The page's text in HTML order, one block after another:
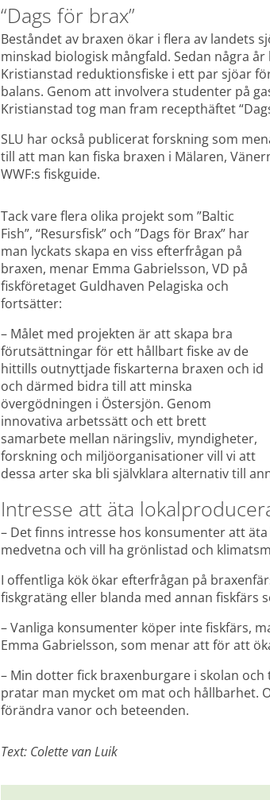
“Dags för brax”
Beståndet av braxen ökar i flera av landets
minskad biologisk mångfald. Sedan några
Kristianstad reduktionsfiske i ett par sjöar
balans. Genom att involvera studenter på
Kristianstad tog man fram recepthäftet
SLU har också publicerat forskning som
till att man kan fiska braxen i Mälaren,
WWF:s fiskguide.
Tack vare flera olika projekt som ”Baltic
Fish”, “Resursfisk” och ”Dags för Brax” har
man lyckats skapa en viss efterfrågan på
braxen, menar Emma Gabrielsson, VD på
fiskföretaget Guldhaven Pelagiska och
fortsätter:
– Målet med projekten är att skapa bra
förutsättningar för ett hållbart fiske av de
hittills outnyttjade fiskarterna braxen och id
och därmed bidra till att minska
övergödningen i Östersjön. Genom
innovativa arbetssätt och ett brett
samarbete mellan näringsliv, myndigheter,
forskning och miljöorganisationer vill vi att
dessa arter ska bli självklara alternativ till
Intresse att äta
– Det finns intresse hos konsumenter att
medvetna och vill ha grönlistad och
I offentliga kök ökar efterfrågan på
fiskgratäng eller blanda med annan fiskfärs
– Vanliga konsumenter köper inte fiskfärs,
Emma Gabrielsson, som menar att för att
– Min dotter fick braxenburgare i skolan
pratar man mycket om mat och hållbarhet.
förändra vanor och beteenden.
Text: Colette van Luik